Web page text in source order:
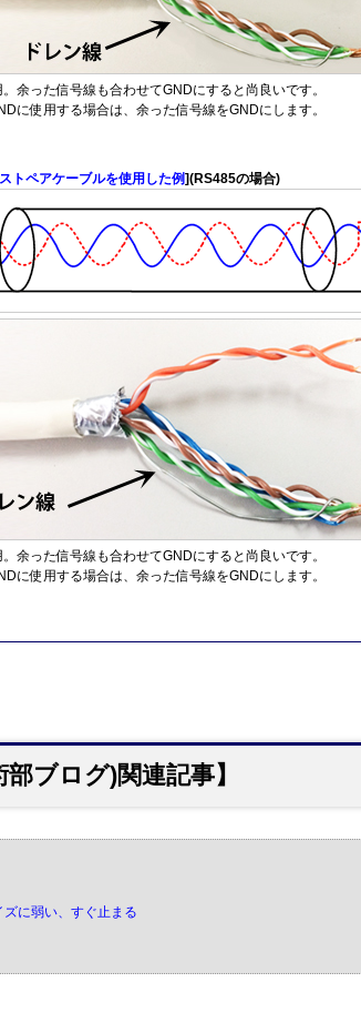
余った信号線も合わせてGNDにすると尚良いです。
に使用する場合は、余った信号線をGNDにします。
トペアケーブルを使用した例](RS485の場合)
余った信号線も合わせてGNDにすると尚良いです。
に使用する場合は、余った信号線をGNDにします。
ブログ)関連記事】
に弱い、すぐ止まる